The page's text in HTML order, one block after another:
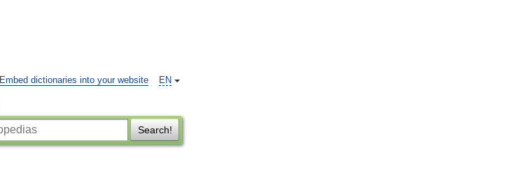
EN
Embed dictionaries into your website
Search!